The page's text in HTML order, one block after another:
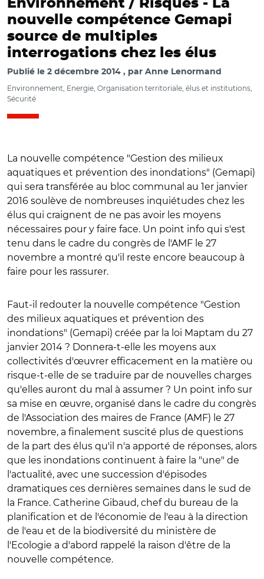
Environnement / Risques - La
nouvelle compétence Gemapi
source de multiples
interrogations chez les élus
Publié le 2 décembre 2014 par Anne Lenormand
Environnement, Energie, Organisation territoriale, élus et institutions,
Sécurité
La nouvelle compétence "Gestion des milieux
aquatiques et prévention des inondations" (Gemapi)
qui sera transférée au bloc communal au 1er janvier
2016 soulève de nombreuses inquiétudes chez les
élus qui craignent de ne pas avoir les moyens
nécessaires pour y faire face. Un point info qui s'est
tenu dans le cadre du congrès de l'AMF le 27
novembre a montré qu'il reste encore beaucoup à
faire pour les rassurer.
Faut-il redouter la nouvelle compétence "Gestion
des milieux aquatiques et prévention des
inondations" (Gemapi) créée par la loi Maptam du 27
janvier 2014 ? Donnera-t-elle les moyens aux
collectivités d'œuvrer efficacement en la matière ou
risque-t-elle de se traduire par de nouvelles charges
qu'elles auront du mal à assumer ? Un point info sur
sa mise en œuvre, organisé dans le cadre du congrès
de l'Association des maires de France (AMF) le 27
novembre, a finalement suscité plus de questions
de la part des élus qu'il n'a apporté de réponses, alors
que les inondations continuent à faire la "une" de
l'actualité, avec une succession d'épisodes
dramatiques ces dernières semaines dans le sud de
la France. Catherine Gibaud, chef du bureau de la
planification et de l'économie de l'eau à la direction
de l'eau et de la biodiversité du ministère de
l'Ecologie a d'abord rappelé la raison d'être de la
nouvelle compétence.